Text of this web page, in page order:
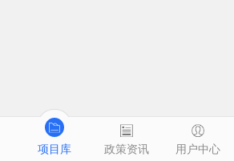
项目库 政策资讯 用户中心